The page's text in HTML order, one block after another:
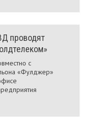
проводят
с
«Фулджер»